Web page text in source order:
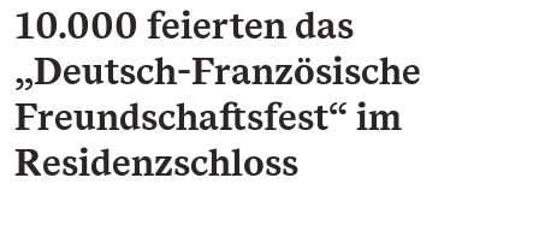
10.000 feierten das
„Deutsch-Französische
Freundschaftsfest“ im
Residenzschloss